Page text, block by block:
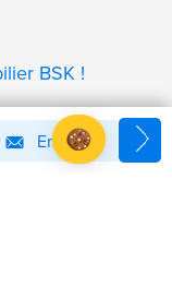
Email
BSK !